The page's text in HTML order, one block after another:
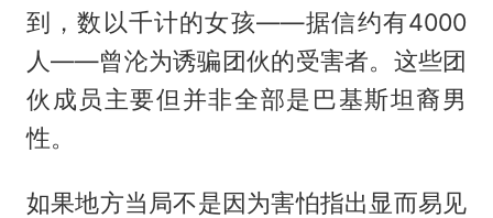
到，数以千计的女孩——据信约有4000
人——曾沦为诱骗团伙的受害者。这些团
伙成员主要但并非全部是巴基斯坦裔男
性。
如果地方当局不是因为害怕指出显而易见